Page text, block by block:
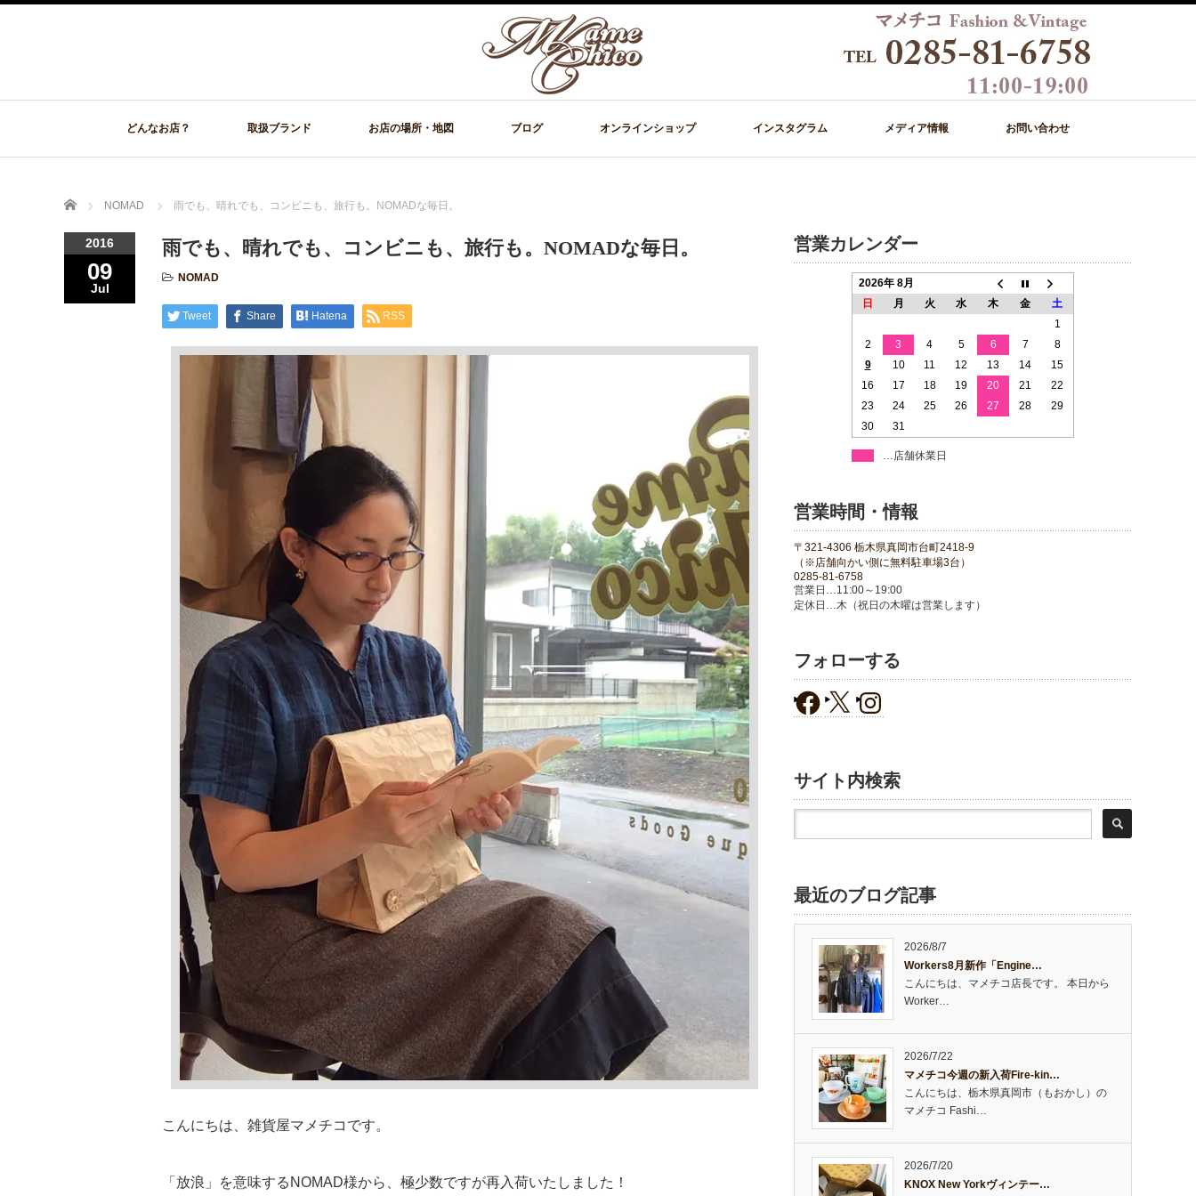
どんなお店？ 取扱ブランド お店の場所・地図 ブログ オンラインショップ インスタグラム メディア情報 お問い合わせ
Home NOMAD 雨でも、晴れでも、コンビニも、旅行も。NOMADな毎日。
2016
09
Jul
雨でも、晴れでも、コンビニも、旅行も。NOMADな毎日。
NOMAD
Tweet Share Hatena RSS
こんにちは、雑貨屋マメチコです。
「放浪」を意味するNOMAD様から、極少数ですが再入荷いたしました！
営業カレンダー
2026年 8月
日
月 火 水 木 金
土
1
2
3 4 5 6 7
8
9
10 11 12 13 14
15
16
17 18 19 20 21
22
23
24 25 26 27 28
29
30
31
…店舗休業日
営業時間・情報
〒321-4306 栃木県真岡市台町2418-9
（※店舗向かい側に無料駐車場3台）
0285-81-6758
営業日…11:00～19:00
定休日…木（祝日の木曜は営業します）
フォローする
サイト内検索
最近のブログ記事
2026/8/7
Workers8月新作「Engine…
こんにちは、マメチコ店長です。 本日から
Worker…
2026/7/22
マメチコ今週の新入荷Fire-kin…
こんにちは、栃木県真岡市（もおかし）の
マメチコ Fashi…
2026/7/20
KNOX New Yorkヴィンテー…